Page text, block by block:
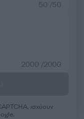
50 /50
2000 /2000
ισχύουν